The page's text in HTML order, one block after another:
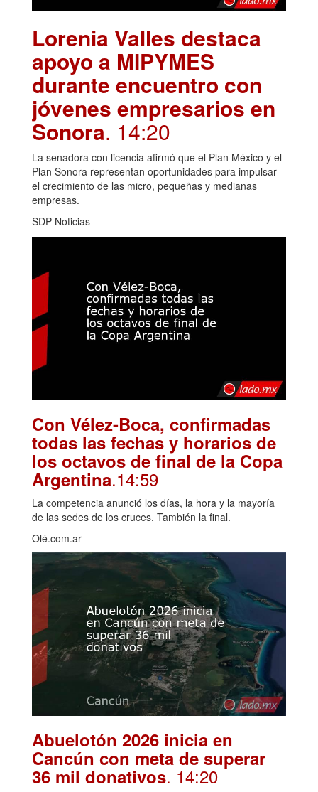
Lorenia Valles destaca
apoyo a MIPYMES
durante encuentro con
jóvenes empresarios en
Sonora. 14:20
La senadora con licencia afirmó que el Plan México y el
Plan Sonora representan oportunidades para impulsar
el crecimiento de las micro, pequeñas y medianas
empresas.
SDP Noticias
Con Vélez-Boca, confirmadas
todas las fechas y horarios de
los octavos de final de la Copa
Argentina.14:59
La competencia anunció los días, la hora y la mayoría
de las sedes de los cruces. También la final.
Olé.com.ar
Abuelotón 2026 inicia en
Cancún con meta de superar
36 mil donativos. 14:20